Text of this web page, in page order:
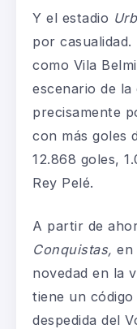
Y el estadio
por
como Vila
escenario de la
precisamente
con más goles
12.868 goles,
Rey Pelé.
A partir de
Conquistas, en
novedad en la
tiene un código
despedida del